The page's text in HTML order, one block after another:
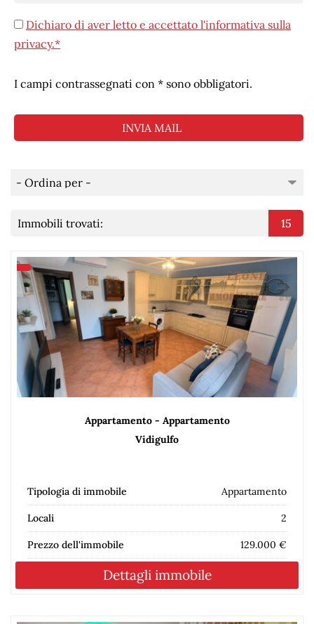
Immobili trovati: 15
Appartamento - Appartamento
Vidigulfo
Tipologia di immobile Appartamento
Locali 2
Prezzo dell'immobile 129.000 €
Dettagli immobile
Dichiaro di aver letto e accettato l'informativa sulla
privacy.*
I campi contrassegnati con * sono obbligatori.